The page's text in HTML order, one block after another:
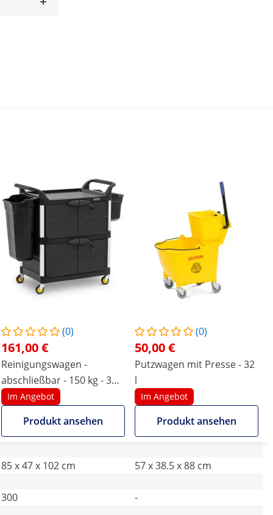
(0)
161,00 €
Reinigungswagen -
abschließbar - 150 kg - 3
Ablagen
Im Angebot
Produkt ansehen
(0)
50,00 €
Putzwagen mit Presse - 32
l
Im Angebot
Produkt ansehen
85 x 47 x 102 cm
57 x 38.5 x 88 cm
300
-